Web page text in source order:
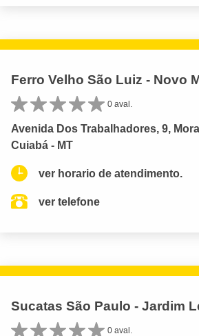
Ferro Velho São Luiz - Novo
0 aval.
Avenida Dos Trabalhadores, 9,
Cuiabá - MT
ver horario de atendimento.
ver telefone
Sucatas São Paulo - Jardim
0 aval.